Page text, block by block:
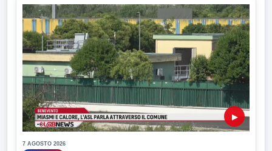
▶
7 AGOSTO 2026